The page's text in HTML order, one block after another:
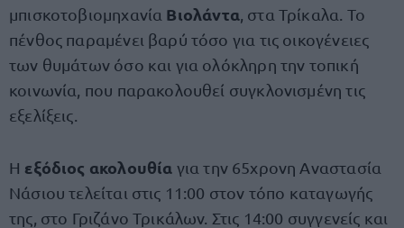
μπισκοτοβιομηχανία Βιολάντα , στα Τρίκαλα. Το
πένθος παραμένει βαρύ τόσο για τις οικογένειες
των θυμάτων όσο και για ολόκληρη την τοπική
κοινωνία, που παρακολουθεί συγκλονισμένη τις
εξελίξεις.
Η εξόδιος ακολουθία για την 65χρονη Αναστασία
Νάσιου τελείται στις 11:00 στον τόπο καταγωγής
της, στο Γριζάνο Τρικάλων. Στις 14:00 συγγενείς και